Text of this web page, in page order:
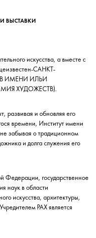
ВЫСТАВКИ
искусства, а вместе с
САНКТ-
ИМЕНИ ИЛЬИ
ХУДОЖЕСТВ).
развивая и обновляя его
времени, Институт имени
забывая о традиционном
и долга служения его
Федерации, государственное
наук в области
искусства, архитектуры,
РАХ является